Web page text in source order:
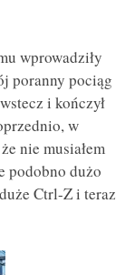
wprowadziły
poranny pociąg
i kończył
w
nie musiałem
podobno dużo
Ctrl-Z i teraz